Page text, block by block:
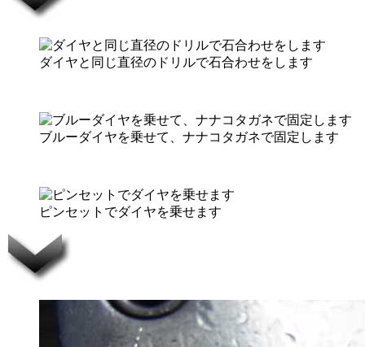
ダイヤと同じ直径のドリルで石合わせをします
ブルーダイヤを乗せて、ナナコタガネで固定します
ピンセットでダイヤを乗せます